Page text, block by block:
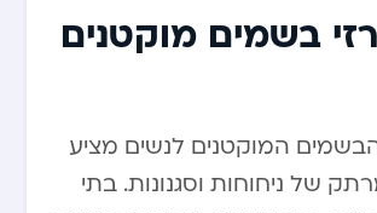
בשמים מוקטנים
המוקטנים לנשים מציע
של ניחוחות וסגנונות. בתי